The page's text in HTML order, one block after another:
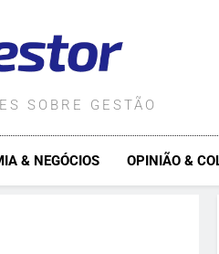
SOBRE GESTÃO
& NEGÓCIOS OPINIÃO &